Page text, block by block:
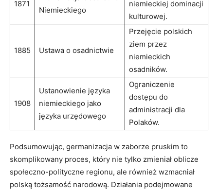
1871
Niemieckiego
niemieckiej dominacji
kulturowej.
1885 Ustawa o osadnictwie
Przejęcie polskich
ziem przez
niemieckich
osadników.
1908
Ustanowienie języka
niemieckiego jako
języka urzędowego
Ograniczenie‌
dostępu do
administracji dla⁢
Polaków.
Podsumowując, germanizacja​ w zaborze pruskim to
skomplikowany ⁣proces, który ​nie tylko⁣ zmieniał oblicze
społeczno-polityczne regionu, ale również wzmacniał
polską tożsamość narodową. Działania podejmowane